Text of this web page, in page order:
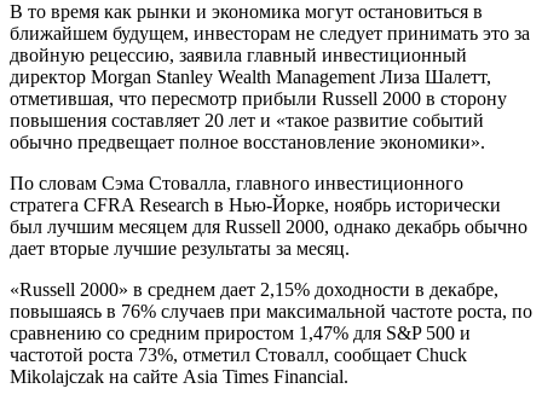
В то время как рынки и экономика могут остановиться в
ближайшем будущем, инвесторам не следует принимать это за
двойную рецессию, заявила главный инвестиционный
директор Morgan Stanley Wealth Management Лиза Шалетт,
отметившая, что пересмотр прибыли Russell 2000 в сторону
повышения составляет 20 лет и «такое развитие событий
обычно предвещает полное восстановление экономики».
По словам Сэма Стовалла, главного инвестиционного
стратега CFRA Research в Нью-Йорке, ноябрь исторически
был лучшим месяцем для Russell 2000, однако декабрь обычно
дает вторые лучшие результаты за месяц.
«Russell 2000» в среднем дает 2,15% доходности в декабре,
повышаясь в 76% случаев при максимальной частоте роста, по
сравнению со средним приростом 1,47% для S&P 500 и
частотой роста 73%, отметил Стовалл, сообщает Chuck
Mikolajczak на сайте Asia Times Financial.